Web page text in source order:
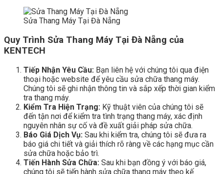
Sửa Thang Máy Tại Đà Nẵng
Quy Trình Sửa Thang Máy Tại Đà Nẵng của
KENTECH
Tiếp Nhận Yêu Cầu: Bạn liên hệ với chúng tôi qua điện
thoại hoặc website để yêu cầu sửa chữa thang máy.
Chúng tôi sẽ ghi nhận thông tin và sắp xếp thời gian kiểm
tra thang máy.
Kiểm Tra Hiện Trạng: Kỹ thuật viên của chúng tôi sẽ
đến tận nơi để kiểm tra tình trạng thang máy, xác định
nguyên nhân sự cố và đề xuất giải pháp sửa chữa.
Báo Giá Dịch Vụ: Sau khi kiểm tra, chúng tôi sẽ đưa ra
báo giá chi tiết và giải thích rõ ràng về các hạng mục cần
sửa chữa hoặc bảo trì.
Tiến Hành Sửa Chữa: Sau khi bạn đồng ý với báo giá,
chúng tôi sẽ tiến hành sửa chữa thang máy theo kế